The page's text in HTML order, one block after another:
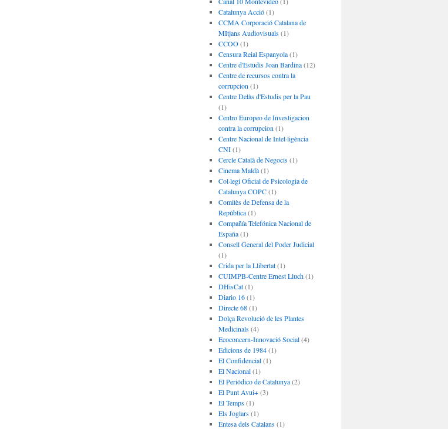
Catalunya Acció(1)
CCMA Corporació Catalana de
MItjans Audiovisuals(1)
CCOO(1)
Censura Reial Espanyola(1)
Centre d'Estudis Joan Bardina(12)
Centre de recursos contra la
corrupcion (1)
Centre Delàs d'Estudis per la Pau
(1)
Centro Europeo de Investigacion
contra la corrupcion (1)
Centre Nacional de Intel·ligència
CNI(1)
Cercle Català de Negocis(1)
Cinema Maldà(1)
Col·legi Oficial de Psicologia de
Catalunya COPC(1)
Comitès de Defensa de la
República(1)
Compañía Telefónica Nacional de
España(1)
Consell General del Poder Judicial
(1)
Crida per la Llibertat(1)
CUIMPB-Centre Ernest Lluch(1)
DHisCat(1)
Diario 16(1)
Directe 68(1)
Dolça Revolució de les Plantes
Medicinals(4)
Ecoconcern-Innovació Social(4)
Edicions de 1984(1)
El Confidencial(1)
El Nacional(1)
El Periódico de Catalunya(2)
El Punt Avui+(3)
El Temps(1)
Els Joglars(1)
Entesa dels Catalans(1)